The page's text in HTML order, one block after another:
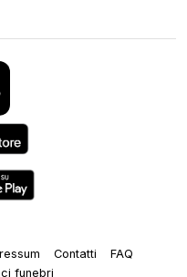
Contatti
FAQ
funebri